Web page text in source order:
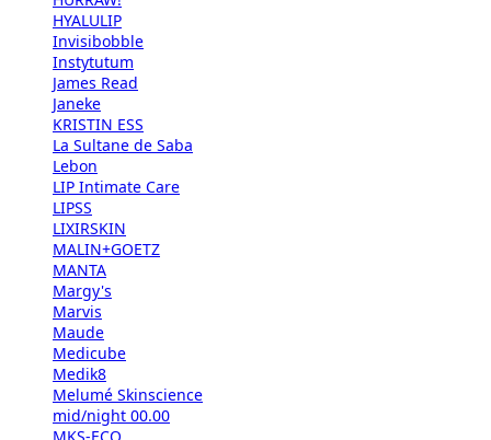
HYALULIP
Invisibobble
Instytutum
James Read
Janeke
KRISTIN ESS
La Sultane de Saba
Lebon
LIP Intimate Care
LIPSS
LIXIRSKIN
MALIN+GOETZ
MANTA
Margy's
Marvis
Maude
Medicube
Medik8
Melumé Skinscience
mid/night 00.00